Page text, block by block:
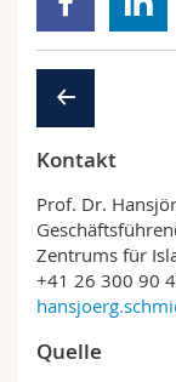
Kontakt
Prof. Dr.
Zentrums für
+41 26 300 90
Quelle